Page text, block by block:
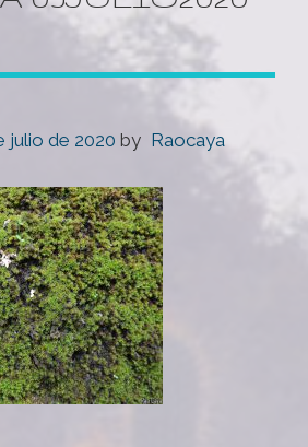
julio de 2020 by Raocaya